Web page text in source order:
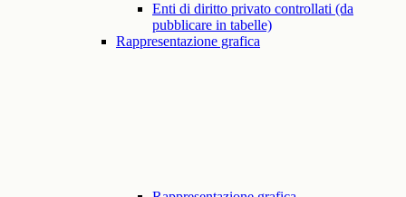
Enti di diritto privato controllati (da
pubblicare in tabelle)
Rappresentazione grafica